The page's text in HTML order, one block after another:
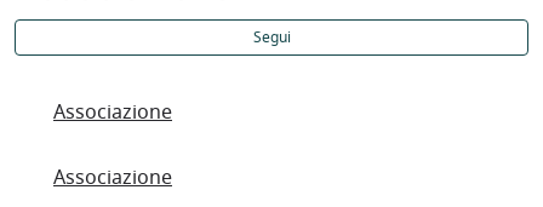
Segui
Associazione
Associazione